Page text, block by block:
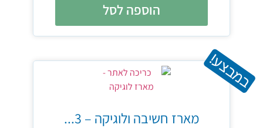
הוספה לסל
במבצע!
מארז חשיבה ולוגיקה – 3...